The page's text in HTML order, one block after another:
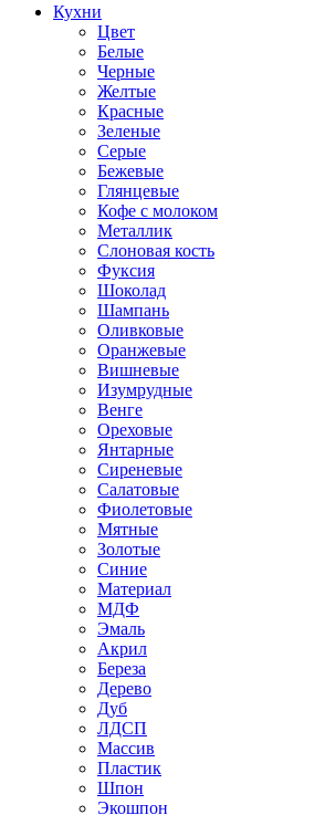
Кухни
Цвет
Белые
Черные
Желтые
Красные
Зеленые
Серые
Бежевые
Глянцевые
Кофе с молоком
Металлик
Слоновая кость
Фуксия
Шоколад
Шампань
Оливковые
Оранжевые
Вишневые
Изумрудные
Венге
Ореховые
Янтарные
Сиреневые
Салатовые
Фиолетовые
Мятные
Золотые
Синие
Материал
МДФ
Эмаль
Акрил
Береза
Дерево
Дуб
ЛДСП
Массив
Пластик
Шпон
Экошпон